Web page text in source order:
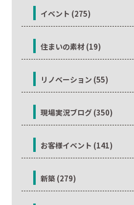
イベント (275)
住まいの素材 (19)
リノベーション (55)
現場実況ブログ (350)
お客様イベント (141)
新築 (279)